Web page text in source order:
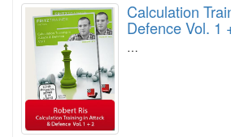
Calculation
Defence Vol. 1
…